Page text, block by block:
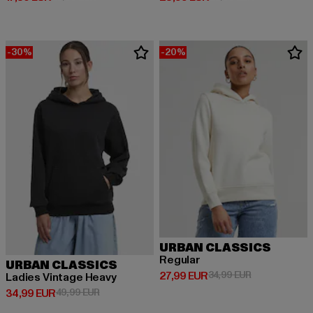
-30%
URBAN CLASSICS
Ladies Vintage Heavy
34,99 EUR
Derzeitiger Preis: 34,99 EUR
49,99 EURAktionspreis: 49,99 EUR
-20%
URBAN CLASSICS
Regular
27,99 EUR
Derzeitiger Preis: 27,99 EUR
34,99 EURAktionspreis: